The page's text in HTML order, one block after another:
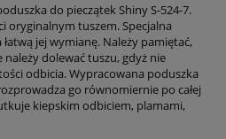
do pieczątek Shiny S-524-7.
oryginalnym tuszem. Specjalna
jej wymianę. Należy pamiętać,
dolewać tuszu, gdyż nie
odbicia. Wypracowana poduszka
go równomiernie po całej
kiepskim odbiciem, plamami,